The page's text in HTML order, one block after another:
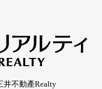
井不動產Realty